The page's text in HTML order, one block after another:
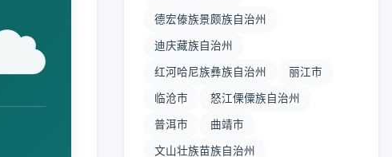
德宏傣族景颇族自治州
迪庆藏族自治州
红河哈尼族彝族自治州 丽江市
临沧市 怒江傈僳族自治州
普洱市 曲靖市
文山壮族苗族自治州